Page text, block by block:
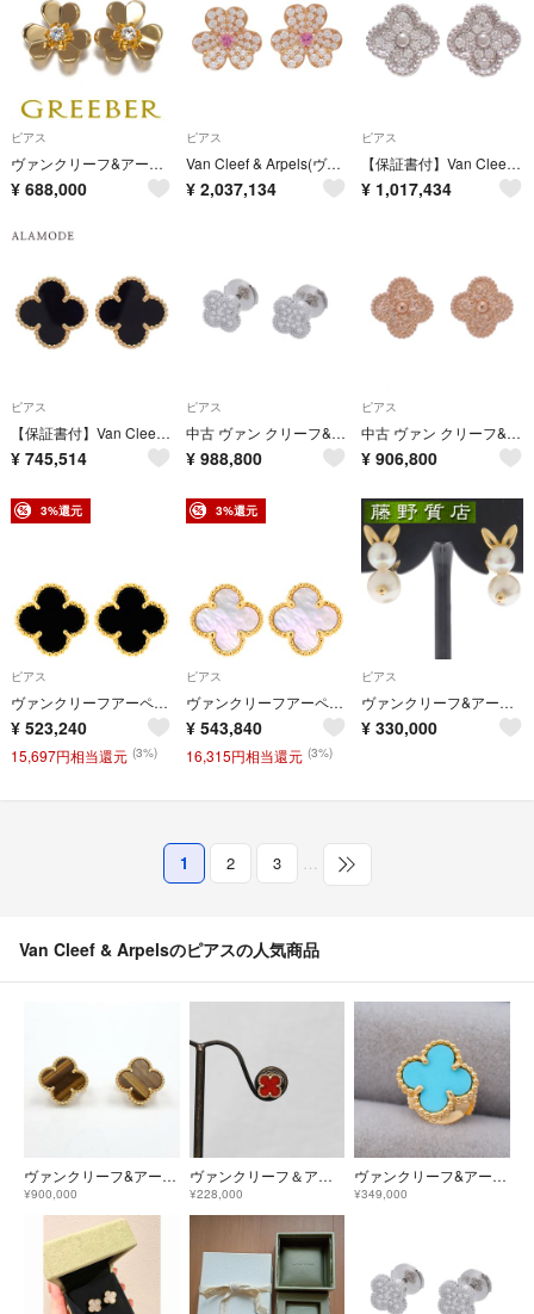
ピアス
ヴァンクリーフ&アーペル ピアス ダイヤ ダイヤモンド フリヴォル ミニ K18YG 保証書/未修理証明書
¥ 688,000
ピアス
Van Cleef & Arpels(ヴァンクリーフ＆アーペル) フリヴォル イヤリング スモールモデル ダイヤモンド/ピンクサファイア VCARP6L500 ピンクゴールド K18PG 8.4g ピアス ジュエリー クローバー ピンクゴールド レディース 40803003363【中古】【アラモード】
¥ 2,037,134
ピアス
【保証書付】Van Cleef & Arpels(ヴァンクリーフ＆アーペル) スウィート アルハンブラ ピアス ダイヤモンド VCARO85500 ホワイトゴールド K18WG 3.3g ピアス アクセサリー ジュエリー フラワーモチーフ シルバー銀 レディース 40802205372【中古】【アラモード】
¥ 1,017,434
ピアス
【保証書付】Van Cleef & Arpels(ヴァンクリーフ＆アーペル) ヴィンテージ アルハンブラ イヤリング オニキス VCARA44200 イエローゴールド K18YG 7.2g ピアス アクセサリー ジュエリー フラワーモチーフ ゴールド金 ブラック黒 レディース 40802205409【中古】【アラモード】
¥ 745,514
ピアス
中古 ヴァン クリーフ&アーペル Van Cleef & Arpels VCARO85500 ユニセックス ピアス K18ホワイトゴールド WG ダイヤモンド
¥ 988,800
ピアス
中古 ヴァン クリーフ&アーペル Van Cleef & Arpels レディース ピアス K18ピンクゴールド PG
¥ 906,800
3%還元
ピアス
ヴァンクリーフアーペル Van Cleef & Arpels ピアス スウィート アルハンブラ ブラック×イエローゴールド 黒 オニキス 750 YG 18K 両耳用 VCARA44900 【箱】【中古】
¥ 523,240
15,697円相当還元 (3%)
3%還元
ピアス
ヴァンクリーフアーペル Van Cleef & Arpels ピアス スウィート アルハンブラ パールホワイト×イエローゴールド 750 18K 18金 マザーオブパール VCARA44800 【中古】
¥ 543,840
16,315円相当還元 (3%)
ピアス
ヴァンクリーフ&アーペル VAN CLEEF ARPELS VCA ラパン パール ピアス K18 イエロー ゴールド パール イヤリング バンクリーフ ピアス パール イヤリング 両耳 真珠 ピアス レディース 女性 ジュエリー パールピアス ブランドジュエリー うさぎピアス 8505
¥ 330,000
1 2 3 …
Van Cleef & Arpelsのピアスの人気商品
ヴァンクリーフ&アーペル ヴィンテージアルハンブラ タイガーズアイ
¥900,000
ヴァンクリーフ＆アーペル ピアス スウィート アルハンブラ K18PG 片方のみ●VCA シングル Au750 カーネリアン 新品仕上済 6580A
¥228,000
ヴァンクリーフ&アーペル ピアス ターコイズ スウィートアルハンブラ K18YG
¥349,000